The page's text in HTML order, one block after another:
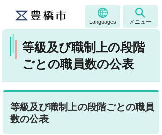
Languages メニュー
等級及び職制上の段階
ごとの職員数の公表
等級及び職制上の段階ごとの職員
数の公表